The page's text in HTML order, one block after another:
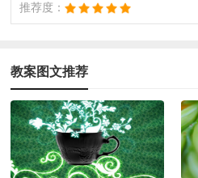
推荐度：
教案图文推荐